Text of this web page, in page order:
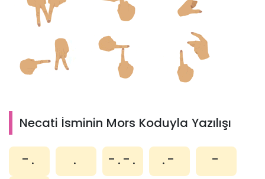
Necati İsminin Mors Koduyla Yazılışı
-. . -.-. .-
-